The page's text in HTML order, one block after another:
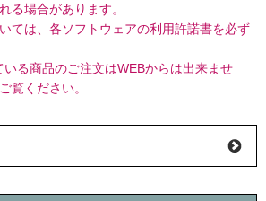
る場合があります。
ては、各ソフトウェアの利用許諾書を必ず
いる商品のご注文はWEBからは出来ませ
覧ください。